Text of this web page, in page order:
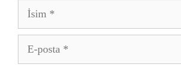
İsim
posta